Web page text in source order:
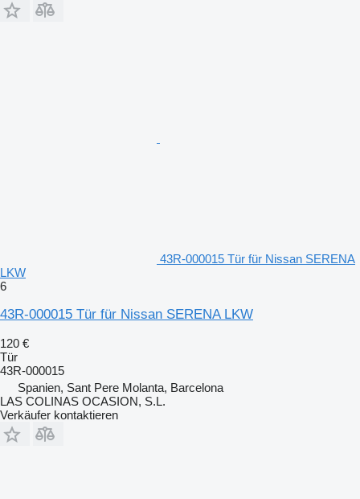
43R-000015 Tür für Nissan SERENA
LKW
6
43R-000015 Tür für Nissan SERENA LKW
120 €
Tür
43R-000015
Spanien, Sant Pere Molanta, Barcelona
LAS COLINAS OCASION, S.L.
Verkäufer kontaktieren